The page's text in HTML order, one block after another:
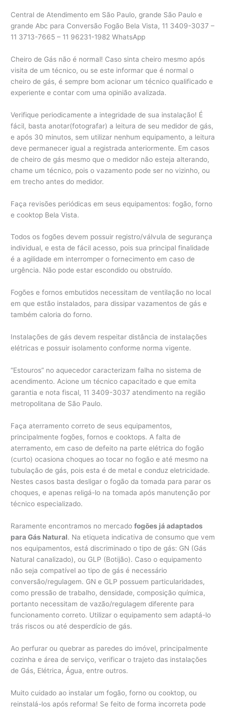
Central de Atendimento em São Paulo, grande São Paulo e
grande Abc para Conversão Fogão Bela Vista, 11 3409-3037 –
11 3713-7665 – 11 96231-1982 WhatsApp
Cheiro de Gás não é normal! Caso sinta cheiro mesmo após
visita de um técnico, ou se este informar que é normal o
cheiro de gás, é sempre bom acionar um técnico qualificado e
experiente e contar com uma opinião avalizada.
Verifique periodicamente a integridade de sua instalação! É
fácil, basta anotar(fotografar) a leitura de seu medidor de gás,
e após 30 minutos, sem utilizar nenhum equipamento, a leitura
deve permanecer igual a registrada anteriormente. Em casos
de cheiro de gás mesmo que o medidor não esteja alterando,
chame um técnico, pois o vazamento pode ser no vizinho, ou
em trecho antes do medidor.
Faça revisões periódicas em seus equipamentos: fogão, forno
e cooktop Bela Vista.
Todos os fogões devem possuir registro/válvula de segurança
individual, e esta de fácil acesso, pois sua principal finalidade
é a agilidade em interromper o fornecimento em caso de
urgência. Não pode estar escondido ou obstruído.
Fogões e fornos embutidos necessitam de ventilação no local
em que estão instalados, para dissipar vazamentos de gás e
também caloria do forno.
Instalações de gás devem respeitar distância de instalações
elétricas e possuir isolamento conforme norma vigente.
“Estouros” no aquecedor caracterizam falha no sistema de
acendimento. Acione um técnico capacitado e que emita
garantia e nota fiscal, 11 3409-3037 atendimento na região
metropolitana de São Paulo.
Faça aterramento correto de seus equipamentos,
principalmente fogões, fornos e cooktops. A falta de
aterramento, em caso de defeito na parte elétrica do fogão
(curto) ocasiona choques ao tocar no fogão e até mesmo na
tubulação de gás, pois esta é de metal e conduz eletricidade.
Nestes casos basta desligar o fogão da tomada para parar os
choques, e apenas religá-lo na tomada após manutenção por
técnico especializado.
Raramente encontramos no mercadofogões já adaptados
para Gás Natural. Na etiqueta indicativa de consumo que vem
nos equipamentos, está discriminado o tipo de gás: GN (Gás
Natural canalizado), ou GLP (Botijão). Caso o equipamento
não seja compatível ao tipo de gás é necessário
conversão/regulagem. GN e GLP possuem particularidades,
como pressão de trabalho, densidade, composição química,
portanto necessitam de vazão/regulagem diferente para
funcionamento correto. Utilizar o equipamento sem adaptá-lo
trás riscos ou até desperdício de gás.
Ao perfurar ou quebrar as paredes do imóvel, principalmente
cozinha e área de serviço, verificar o trajeto das instalações
de Gás, Elétrica, Água, entre outros.
Muito cuidado ao instalar um fogão, forno ou cooktop, ou
reinstalá-los após reforma! Se feito de forma incorreta pode